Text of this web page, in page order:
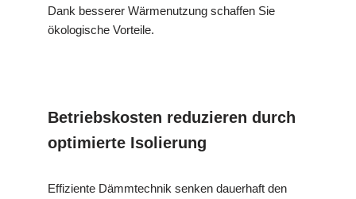
Dank besserer Wärmenutzung schaffen Sie
ökologische Vorteile.
Betriebskosten reduzieren durch
optimierte Isolierung
Effiziente Dämmtechnik senken dauerhaft den